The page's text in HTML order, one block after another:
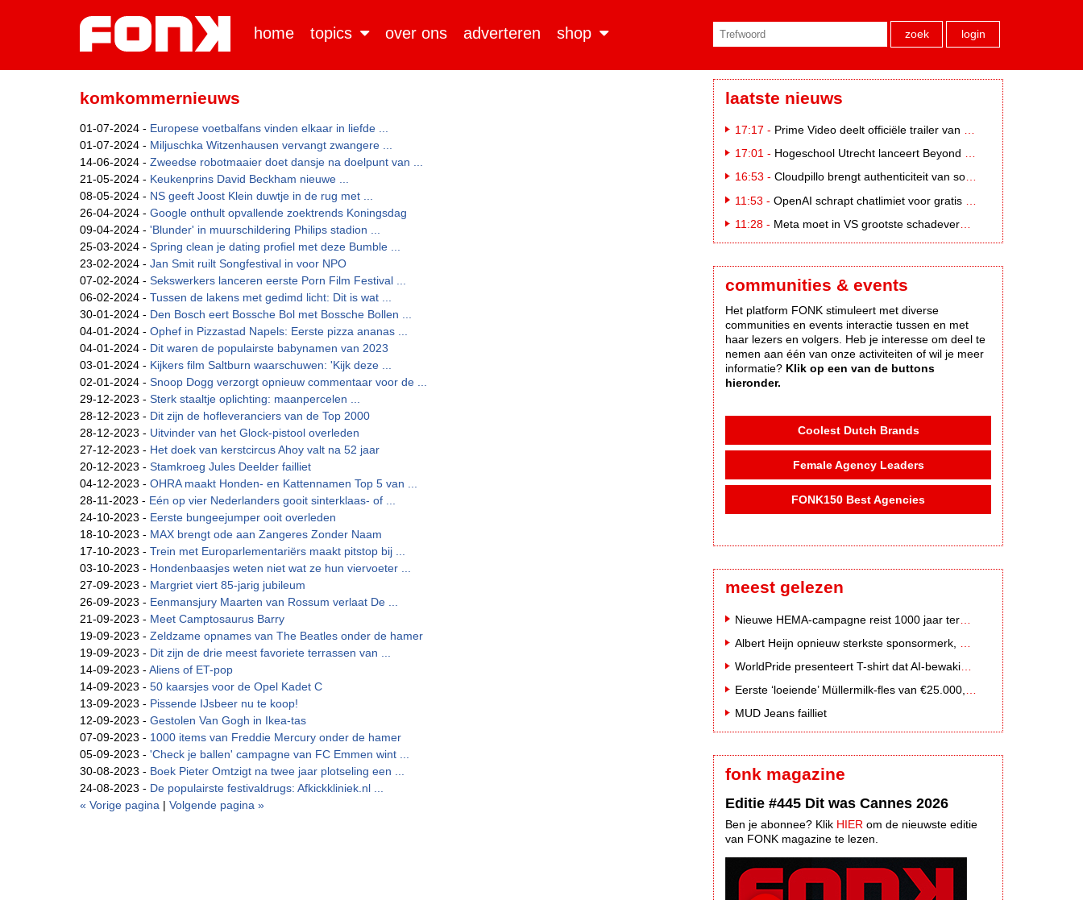
home topics over ons adverteren shop zoek login
komkommernieuws
01-07-2024 - Europese voetbalfans vinden elkaar in liefde ...
01-07-2024 - Miljuschka Witzenhausen vervangt zwangere ...
14-06-2024 - Zweedse robotmaaier doet dansje na doelpunt van ...
21-05-2024 - Keukenprins David Beckham nieuwe ...
08-05-2024 - NS geeft Joost Klein duwtje in de rug met ...
26-04-2024 - Google onthult opvallende zoektrends Koningsdag
09-04-2024 - 'Blunder' in muurschildering Philips stadion ...
25-03-2024 - Spring clean je dating profiel met deze Bumble ...
23-02-2024 - Jan Smit ruilt Songfestival in voor NPO
07-02-2024 - Sekswerkers lanceren eerste Porn Film Festival ...
06-02-2024 - Tussen de lakens met gedimd licht: Dit is wat ...
30-01-2024 - Den Bosch eert Bossche Bol met Bossche Bollen ...
04-01-2024 - Ophef in Pizzastad Napels: Eerste pizza ananas ...
04-01-2024 - Dit waren de populairste babynamen van 2023
03-01-2024 - Kijkers film Saltburn waarschuwen: 'Kijk deze ...
02-01-2024 - Snoop Dogg verzorgt opnieuw commentaar voor de ...
29-12-2023 - Sterk staaltje oplichting: maanpercelen ...
28-12-2023 - Dit zijn de hofleveranciers van de Top 2000
28-12-2023 - Uitvinder van het Glock-pistool overleden
27-12-2023 - Het doek van kerstcircus Ahoy valt na 52 jaar
20-12-2023 - Stamkroeg Jules Deelder failliet
04-12-2023 - OHRA maakt Honden- en Kattennamen Top 5 van ...
28-11-2023 - Eén op vier Nederlanders gooit sinterklaas- of ...
24-10-2023 - Eerste bungeejumper ooit overleden
18-10-2023 - MAX brengt ode aan Zangeres Zonder Naam
17-10-2023 - Trein met Europarlementariërs maakt pitstop bij ...
03-10-2023 - Hondenbaasjes weten niet wat ze hun viervoeter ...
27-09-2023 - Margriet viert 85-jarig jubileum
26-09-2023 - Eenmansjury Maarten van Rossum verlaat De ...
21-09-2023 - Meet Camptosaurus Barry
19-09-2023 - Zeldzame opnames van The Beatles onder de hamer
19-09-2023 - Dit zijn de drie meest favoriete terrassen van ...
14-09-2023 - Aliens of ET-pop
14-09-2023 - 50 kaarsjes voor de Opel Kadet C
13-09-2023 - Pissende IJsbeer nu te koop!
12-09-2023 - Gestolen Van Gogh in Ikea-tas
07-09-2023 - 1000 items van Freddie Mercury onder de hamer
05-09-2023 - 'Check je ballen' campagne van FC Emmen wint ...
30-08-2023 - Boek Pieter Omtzigt na twee jaar plotseling een ...
24-08-2023 - De populairste festivaldrugs: Afkickkliniek.nl ...
« Vorige pagina | Volgende pagina »
laatste nieuws
17:17 - Prime Video deelt officiële trailer van L*VE KLEINE
17:01 - Hogeschool Utrecht lanceert Beyond Campus binnen International Creative Business
16:53 - Cloudpillo brengt authenticiteit van social naar tv
11:53 - OpenAI schrapt chatlimiet voor gratis ChatGPT-gebruikers
11:28 - Meta moet in VS grootste schadevergoeding ooit betalen: 567 miljoen dollar
communities & events
Het platform FONK stimuleert met diverse
communities en events interactie tussen en met
haar lezers en volgers. Heb je interesse om deel te
nemen aan één van onze activiteiten of wil je meer
informatie? Klik op een van de buttons
hieronder.
Coolest Dutch Brands
Female Agency Leaders
FONK150 Best Agencies
meest gelezen
MUD Jeans failliet
fonk magazine
Editie #445 Dit was Cannes 2026
Ben je abonnee? Klik HIER om de nieuwste editie
van FONK magazine te lezen.